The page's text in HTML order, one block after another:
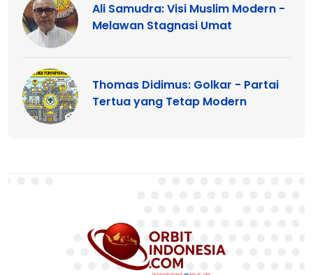
Ali Samudra: Visi Muslim Modern -
Melawan Stagnasi Umat
Thomas Didimus: Golkar - Partai
Tertua yang Tetap Modern